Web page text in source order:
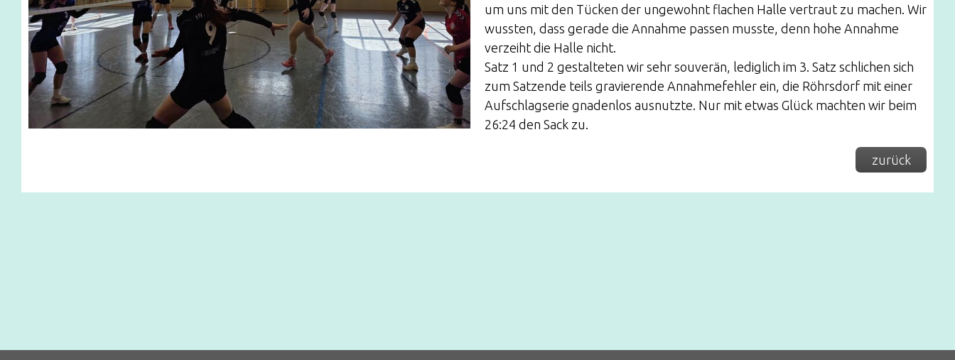
um uns mit den Tücken der ungewohnt flachen Halle vertraut zu machen. Wir
wussten, dass gerade die Annahme passen musste, denn hohe Annahme
verzeiht die Halle nicht.
Satz 1 und 2 gestalteten wir sehr souverän, lediglich im 3. Satz schlichen sich
zum Satzende teils gravierende Annahmefehler ein, die Röhrsdorf mit einer
Aufschlagserie gnadenlos ausnutzte. Nur mit etwas Glück machten wir beim
26:24 den Sack zu.
zurück